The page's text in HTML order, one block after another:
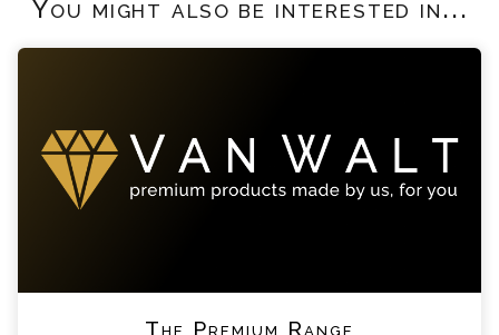
You might also be interested in...
The Premium Range